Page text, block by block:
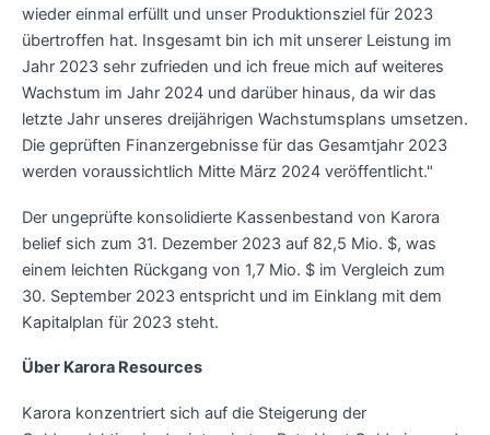
wieder einmal erfüllt und unser Produktionsziel für 2023
übertroffen hat. Insgesamt bin ich mit unserer Leistung im
Jahr 2023 sehr zufrieden und ich freue mich auf weiteres
Wachstum im Jahr 2024 und darüber hinaus, da wir das
letzte Jahr unseres dreijährigen Wachstumsplans umsetzen.
Die geprüften Finanzergebnisse für das Gesamtjahr 2023
werden voraussichtlich Mitte März 2024 veröffentlicht."
Der ungeprüfte konsolidierte Kassenbestand von Karora
belief sich zum 31. Dezember 2023 auf 82,5 Mio. $, was
einem leichten Rückgang von 1,7 Mio. $ im Vergleich zum
30. September 2023 entspricht und im Einklang mit dem
Kapitalplan für 2023 steht.
Über Karora Resources
Karora konzentriert sich auf die Steigerung der